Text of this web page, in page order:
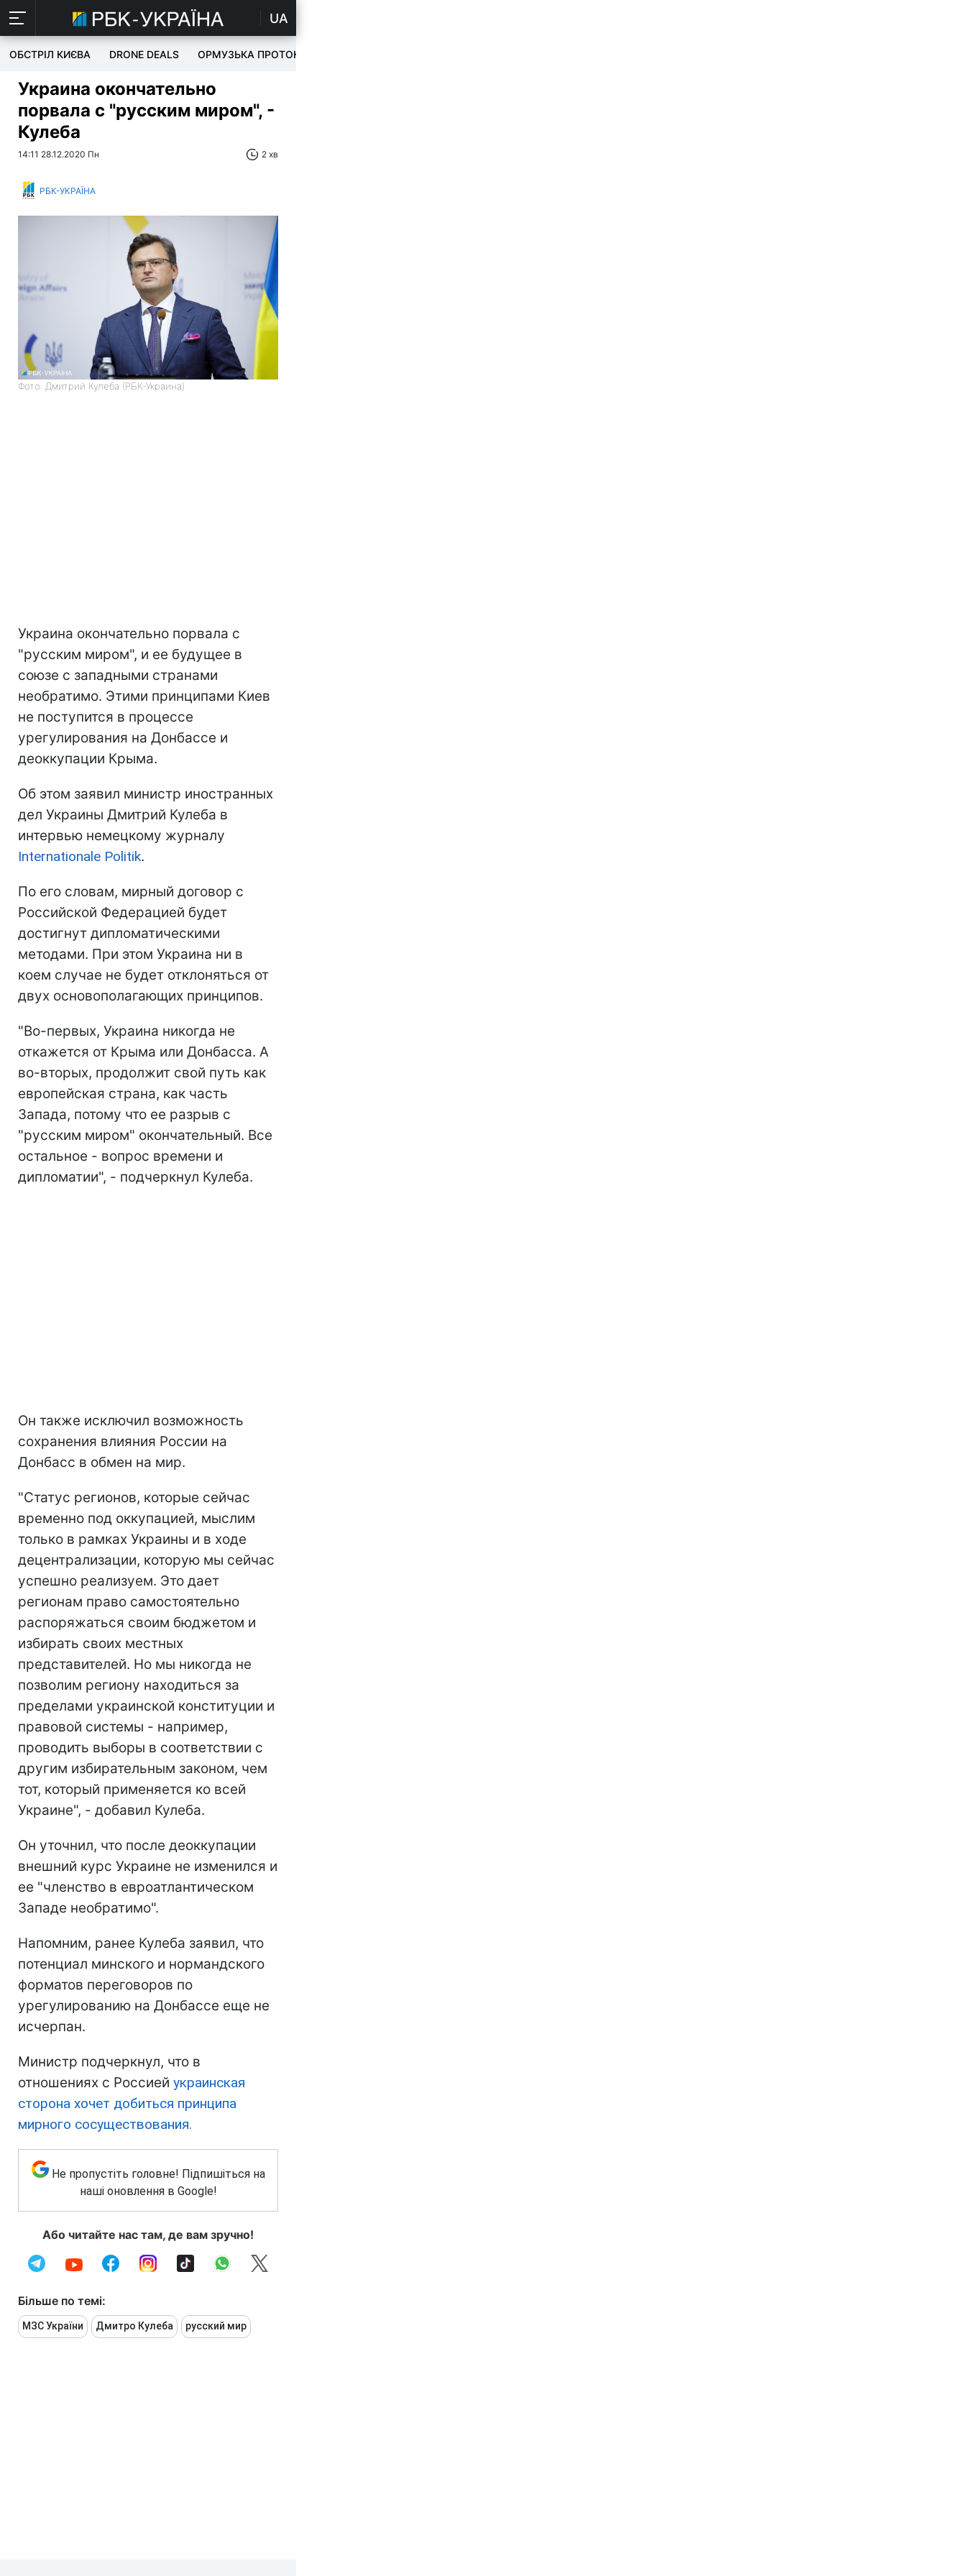
UA
ОБСТРІЛ КИЄВА DRONE DEALS ОРМУЗЬКА ПРОТОКА
Украина окончательно
порвала с "русским миром", -
Кулеба
14:11 28.12.2020 Пн 2 хв
РБК-УКРАЇНА
Фото: Дмитрий Кулеба (РБК-Украина)
Украина окончательно порвала с
"русским миром", и ее будущее в
союзе с западными странами
необратимо. Этими принципами Киев
не поступится в процессе
урегулирования на Донбассе и
деоккупации Крыма.
Об этом заявил министр иностранных
дел Украины Дмитрий Кулеба в
интервью немецкому журналу
Internationale Politik.
По его словам, мирный договор с
Российской Федерацией будет
достигнут дипломатическими
методами. При этом Украина ни в
коем случае не будет отклоняться от
двух основополагающих принципов.
"Во-первых, Украина никогда не
откажется от Крыма или Донбасса. А
во-вторых, продолжит свой путь как
европейская страна, как часть
Запада, потому что ее разрыв с
"русским миром" окончательный. Все
остальное - вопрос времени и
дипломатии", - подчеркнул Кулеба.
Он также исключил возможность
сохранения влияния России на
Донбасс в обмен на мир.
"Статус регионов, которые сейчас
временно под оккупацией, мыслим
только в рамках Украины и в ходе
децентрализации, которую мы сейчас
успешно реализуем. Это дает
регионам право самостоятельно
распоряжаться своим бюджетом и
избирать своих местных
представителей. Но мы никогда не
позволим региону находиться за
пределами украинской конституции и
правовой системы - например,
проводить выборы в соответствии с
другим избирательным законом, чем
тот, который применяется ко всей
Украине", - добавил Кулеба.
Он уточнил, что после деоккупации
внешний курс Украине не изменился и
ее "членство в евроатлантическом
Западе необратимо".
Напомним, ранее Кулеба заявил, что
потенциал минского и нормандского
форматов переговоров по
урегулированию на Донбассе еще не
исчерпан.
Министр подчеркнул, что в
отношениях с Россией украинская
сторона хочет добиться принципа
мирного сосуществования.
Не пропустіть головне! Підпишіться на
наші оновлення в Google!
Або читайте нас там, де вам зручно!
Більше по темі:
МЗС України Дмитро Кулеба русский мир